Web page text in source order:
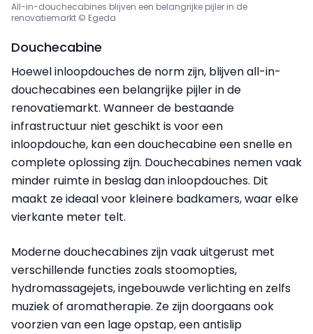
All-in-douchecabines blijven een belangrijke pijler in de
renovatiemarkt © Egeda
Douchecabine
Hoewel inloopdouches de norm zijn, blijven all-in-
douchecabines een belangrijke pijler in de
renovatiemarkt. Wanneer de bestaande
infrastructuur niet geschikt is voor een
inloopdouche, kan een douchecabine een snelle en
complete oplossing zijn. Douchecabines nemen vaak
minder ruimte in beslag dan inloopdouches. Dit
maakt ze ideaal voor kleinere badkamers, waar elke
vierkante meter telt.
Moderne douchecabines zijn vaak uitgerust met
verschillende functies zoals stoomopties,
hydromassagejets, ingebouwde verlichting en zelfs
muziek of aromatherapie. Ze zijn doorgaans ook
voorzien van een lage opstap, een antislip